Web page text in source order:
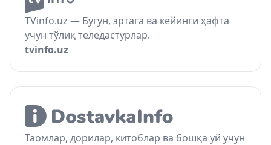
TVinfo.uz — Бугун, эртага ва кейинги ҳафта
учун тўлиқ теледастурлар.
tvinfo.uz
Таомлар, дорилар, китоблар ва бошқа уй учун